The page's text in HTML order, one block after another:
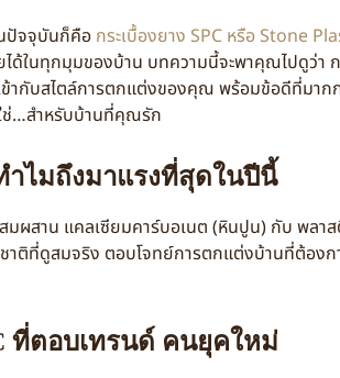
จจุบันก็คือ กระเบื้องยาง SPC หรือ Stone
ในทุกมุมของบ้าน บทความนี้จะพาคุณไปดูว่า ก
ข้ากับสไตล์การตกแต่งของคุณ พร้อมข้อดีที่มาก
ช่…สำหรับบ้านที่คุณรัก
ำไมถึงมาแรงที่สุดในปีนี้
าน แคลเซียมคาร์บอเนต (หินปูน) กับ พลา
าติที่ดูสมจริง ตอบโจทย์การตกแต่งบ้านที่ต้อง
ที่ตอบเทรนด์ คนยุคใหม่